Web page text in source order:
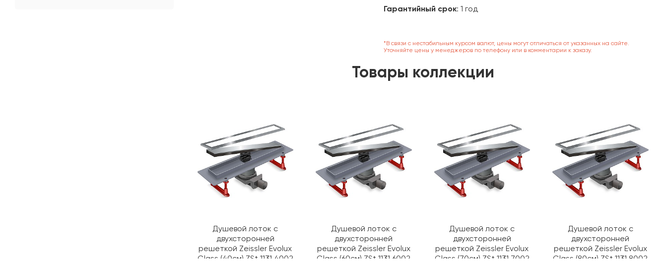
Гарантийный срок: 1 год
*В связи с нестабильным курсом валют, цены могут отличаться от указанных на сайте.
Уточняйте цены у менеджеров по телефону или в комментарии к заказу.
Товары коллекции
Душевой лоток с
двухсторонней
решеткой Zeissler Evolux
Glass (40см) ZSt.1131.4002
Душевой лоток с
двухсторонней
решеткой Zeissler Evolux
Glass (60см) ZSt.1131.6002
Душевой лоток с
двухсторонней
решеткой Zeissler Evolux
Glass (70см) ZSt.1131.7002
Душевой лоток с
двухсторонней
решеткой Zeissler Evolux
Glass (80см) ZSt.1131.8002